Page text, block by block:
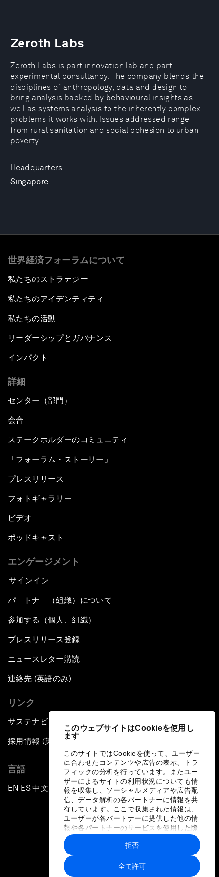
このウェブサイトはCookieを使用し
ます
このサイトではCookieを使って、ユーザー
に合わせたコンテンツや広告の表示、トラ
フィックの分析を行っています。またユー
ザーによるサイトの利用状況についても情
報を収集し、ソーシャルメディアや広告配
信、データ解析の各パートナーに情報を共
有しています。ここで収集された情報は、
ユーザーが各パートナーに提供した他の情
報や各パートナーのサービスを使用した際
に収集された情報と組み合わされ、各パー
トナーによって使用されることがありま
す。
全て許可
拒否
Headquarters
Singapore
Zeroth Labs
Zeroth Labs is part innovation lab and part
experimental consultancy. The company blends the
disciplines of anthropology, data and design to
bring analysis backed by behavioural insights as
well as systems analysis to the inherently complex
problems it works with. Issues addressed range
from rural sanitation and social cohesion to urban
poverty.
世界経済フォーラムについて
私たちのストラテジー
私たちのアイデンティティ
私たちの活動
リーダーシップとガバナンス
インパクト
詳細
センター（部門）
会合
ステークホルダーのコミュニティ
「フォーラム・ストーリー」
プレスリリース
フォトギャラリー
ビデオ
ポッドキャスト
エンゲージメント
サインイン
パートナー（組織）について
参加する（個人、組織）
プレスリリース登録
ニュースレター購読
連絡先 (英語のみ)
リンク
サステナビリティへの取り組み
採用情報 (英語のみ)
言語
EN ▪ES▪中文▪ 日本語
プライバシーポリシーと利用規約
サイトマップ